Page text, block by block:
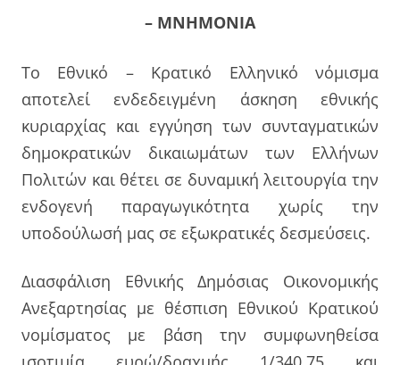
– ΜΝΗΜΟΝΙΑ
Το Εθνικό – Κρατικό Ελληνικό νόμισμα
αποτελεί ενδεδειγμένη άσκηση εθνικής
κυριαρχίας και εγγύηση των συνταγματικών
δημοκρατικών δικαιωμάτων των Ελλήνων
Πολιτών και θέτει σε δυναμική λειτουργία την
ενδογενή παραγωγικότητα χωρίς την
υποδούλωσή μας σε εξωκρατικές δεσμεύσεις.
Διασφάλιση Εθνικής Δημόσιας Οικονομικής
Ανεξαρτησίας με θέσπιση Εθνικού Κρατικού
νομίσματος με βάση την συμφωνηθείσα